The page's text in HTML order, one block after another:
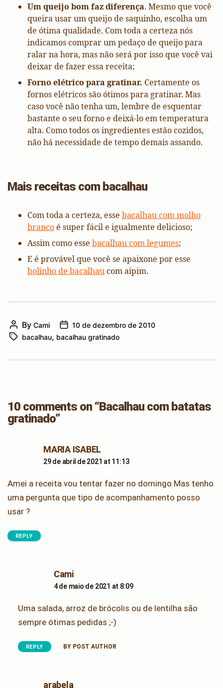
Um queijo bom faz diferença. Mesmo que você
queira usar um queijo de saquinho, escolha um
de ótima qualidade. Com toda a certeza nós
indicamos comprar um pedaço de queijo para
ralar na hora, mas não será por isso que você vai
deixar de fazer essa receita;
Forno elétrico para gratinar. Certamente os
fornos elétricos são ótimos para gratinar. Mas
caso você não tenha um, lembre de esquentar
bastante o seu forno e deixá-lo em temperatura
alta. Como todos os ingredientes estão cozidos,
não há necessidade de tempo demais assando.
Mais receitas com bacalhau
Com toda a certeza, esse bacalhau com molho
brancoé super fácil e igualmente delicioso;
Assim como esse bacalhau com legumes;
E é provável que você se apaixone por esse
bolinho de bacalhaucom aipim.
Post
author
By Cami
Post
date
10 de dezembro de 2010
Tagsbacalhau, bacalhau gratinado
10 comments on “Bacalhau com batatas
gratinado”
MARIA ISABEL
29 de abril de 2021 at 11:13
Amei a receita vou tentar fazer no domingo.Mas tenho
uma pergunta que tipo de acompanhamento posso
usar ?
REPLY
Camisays:
4 de maio de 2021 at 8:09
Uma salada, arroz de brócolis ou de lentilha são
sempre ótimas pedidas ;-)
REPLY BY POST AUTHOR
arabelasays: